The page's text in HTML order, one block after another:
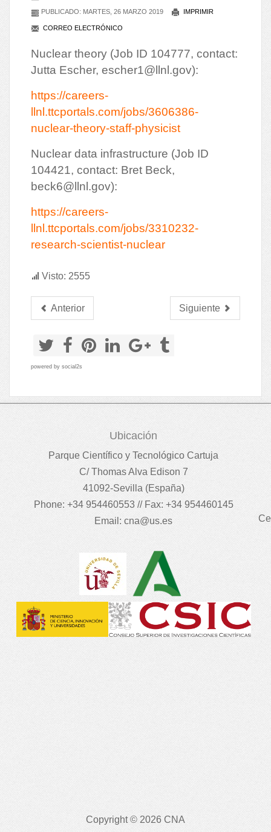
PUBLICADO: MARTES, 26 MARZO 2019 IMPRIMIR
CORREO ELECTRÓNICO
Nuclear theory (Job ID 104777, contact:
Jutta Escher, escher1@llnl.gov):
https://careers-
llnl.ttcportals.com/jobs/3606386-
nuclear-theory-staff-physicist
Nuclear data infrastructure (Job ID
104421, contact: Bret Beck,
beck6@llnl.gov):
https://careers-
llnl.ttcportals.com/jobs/3310232-
research-scientist-nuclear
Visto: 2555
Anterior Siguiente
powered by social2s
Ubicación
Parque Científico y Tecnológico Cartuja
C/ Thomas Alva Edison 7
41092-Sevilla (España)
Phone: +34 954460553 // Fax: +34 954460145
Email: cna@us.es
Copyright © 2026 CNA